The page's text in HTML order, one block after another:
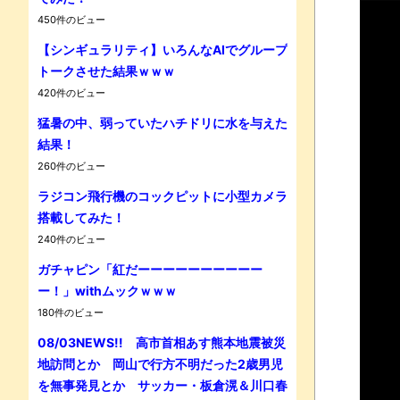
450件のビュー
【シンギュラリティ】いろんなAIでグループ
トークさせた結果ｗｗｗ
420件のビュー
猛暑の中、弱っていたハチドリに水を与えた
結果！
260件のビュー
ラジコン飛行機のコックピットに小型カメラ
搭載してみた！
240件のビュー
ガチャピン「紅だーーーーーーーーーー
ー！」withムックｗｗｗ
180件のビュー
08/03NEWS!! 高市首相あす熊本地震被災
地訪問とか 岡山で行方不明だった2歳男児
を無事発見とか サッカー・板倉滉＆川口春